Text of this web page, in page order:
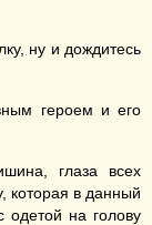
ну и дождитесь
героем и его
глаза всех
которая в данный
одетой на голову